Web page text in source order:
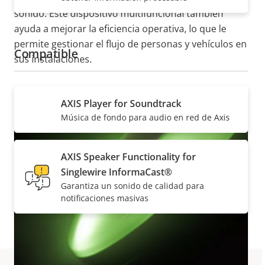
sonido. Este dispositivo multifuncional también
ayuda a mejorar la eficiencia operativa, lo que le
permite gestionar el flujo de personas y vehículos en
sus instalaciones.
Compatible
AXIS Player for Soundtrack
Música de fondo para audio en red de Axis
AXIS Speaker Functionality for
Singlewire InformaCast®
Garantiza un sonido de calidad para
notificaciones masivas